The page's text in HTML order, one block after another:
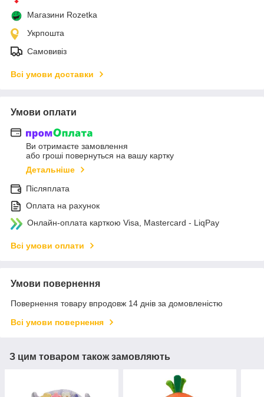
Магазини Rozetka
Укрпошта
Самовивіз
Всі умови доставки
Умови оплати
Ви отримаєте замовлення
або гроші повернуться на вашу картку
Детальніше
Післяплата
Оплата на рахунок
Онлайн-оплата карткою Visa, Mastercard - LiqPay
Всі умови оплати
Умови повернення
Повернення товару впродовж 14 днів за домовленістю
Всі умови повернення
З цим товаром також замовляють